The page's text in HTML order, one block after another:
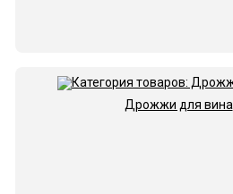
Дрожжи для вина